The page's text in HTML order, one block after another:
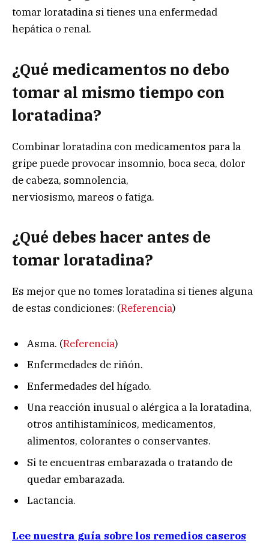
tomar loratadina si tienes una enfermedad
hepática o renal.
¿Qué medicamentos no debo
tomar al mismo tiempo con
loratadina?
Combinar loratadina con medicamentos para la
gripe puede provocar insomnio, boca seca, dolor
de cabeza, somnolencia,
nerviosismo, mareos o fatiga.
¿Qué debes hacer antes de
tomar loratadina?
Es mejor que no tomes loratadina si tienes alguna
de estas condiciones: (Referencia)
Asma. (Referencia)
Enfermedades de riñón.
Enfermedades del hígado.
Una reacción inusual o alérgica a la loratadina,
otros antihistamínicos, medicamentos,
alimentos, colorantes o conservantes.
Si te encuentras embarazada o tratando de
quedar embarazada.
Lactancia.
Lee nuestra guía sobre los remedios caseros